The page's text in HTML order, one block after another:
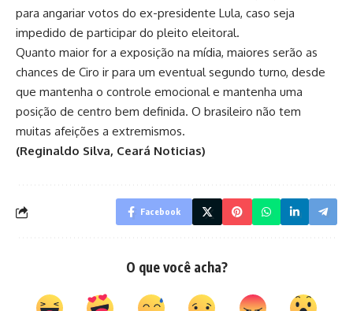
para angariar votos do ex-presidente Lula, caso seja
impedido de participar do pleito eleitoral.
Quanto maior for a exposição na mídia, maiores serão as
chances de Ciro ir para um eventual segundo turno, desde
que mantenha o controle emocional e mantenha uma
posição de centro bem definida. O brasileiro não tem
muitas afeições a extremismos.
(Reginaldo Silva, Ceará Noticias)
Facebook
O que você acha?